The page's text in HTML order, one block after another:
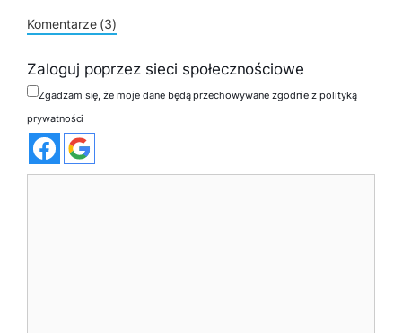
Komentarze (3)
Zaloguj poprzez sieci społecznościowe
Zgadzam się, że moje dane będą przechowywane zgodnie z polityką
prywatności